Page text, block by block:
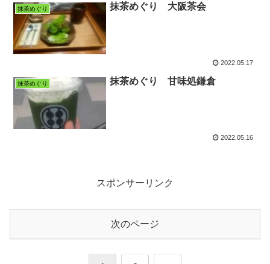
抹茶めぐり 抹茶めぐり 大阪茶会
2022.05.17
抹茶めぐり 抹茶めぐり 甘味処鎌倉
2022.05.16
スポンサーリンク
次のページ